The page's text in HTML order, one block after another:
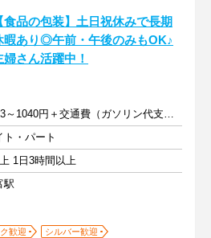
食品の包装】土日祝休みで長期
暇あり◎午前・午後のみもOK♪
婦さん活躍中！
時給1023～1040円＋交通費（ガソリン代支給）
ト・パート
1日3時間以上
駅
歓迎
シルバー歓迎